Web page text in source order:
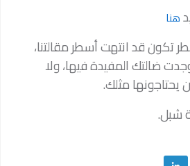
هنا
تكون قد انتهت أسطر مقالتنا،
ضالتك المفيدة فيها، ولا
مثلك.
شبل.